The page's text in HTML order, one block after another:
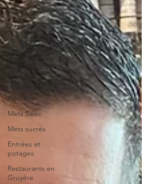
Recette végan
Cuisine du
monde
Brioches et
boulange
Tartes et
gâteaux
Apéritifs
Mets Salés
Mets sucrés
Entrées et
potages
Restaurants en
Gruyère